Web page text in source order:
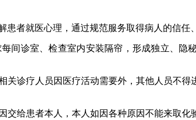
者就医心理，通过规范服务取得病人的信任
诊室、检查室内安装隔帘，形成独立、隐
诊疗人员因医疗活动需要外，其他人员不得
给患者本人，本人如因各种原因不能来取化